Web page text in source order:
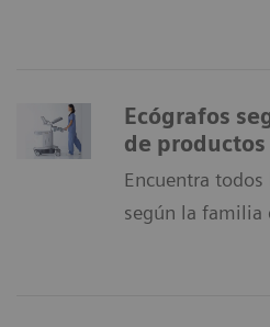
Ecógrafos
de productos
Encuentra
según la familia